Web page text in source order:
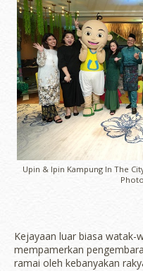
Upin & Ipin Kampung In The
Kejayaan luar biasa watak-
mempamerkan
ramai oleh kebanyakan